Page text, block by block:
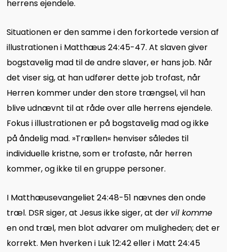
herrens ejendele.
Situationen er den samme i den forkortede version af
illustrationen i Matthæus 24:45-47. At slaven giver
bogstavelig mad til de andre slaver, er hans job. Når
det viser sig, at han udfører dette job trofast, når
Herren kommer under den store trængsel, vil han
blive udnævnt til at råde over alle herrens ejendele.
Fokus i illustrationen er på bogstavelig mad og ikke
på åndelig mad. »Trællen« henviser således til
individuelle kristne, som er trofaste, når herren
kommer, og ikke til en gruppe personer.
I Matthæusevangeliet 24:48-51 nævnes den onde
træl. DSR siger, at Jesus ikke siger, at der vil komme
en ond træl, men blot advarer om muligheden; det er
korrekt. Men hverken i Luk 12:42 eller i Matt 24:45